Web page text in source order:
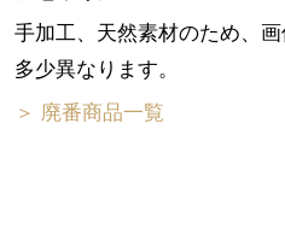
手加工、天然素材のため、
多少異なります。
＞ 廃番商品一覧